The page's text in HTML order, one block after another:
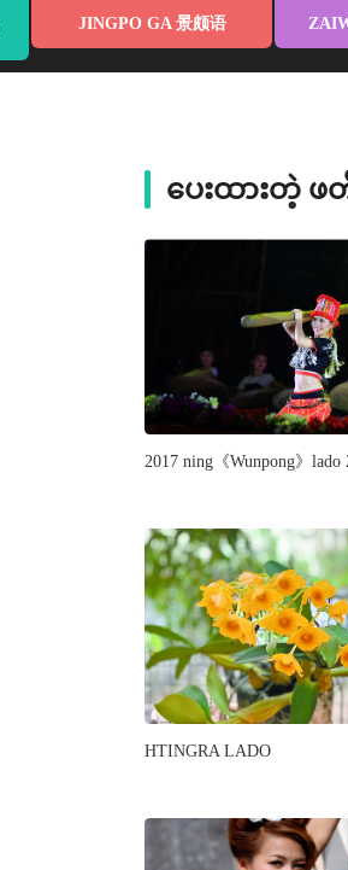
JINGPO GA 景颇语
ပေးထားတဲ့ ဖတ်
2017 ning《Wunpong》lado
HTINGRA LADO